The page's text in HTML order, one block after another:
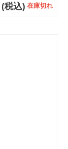
(税込) 在庫切れ